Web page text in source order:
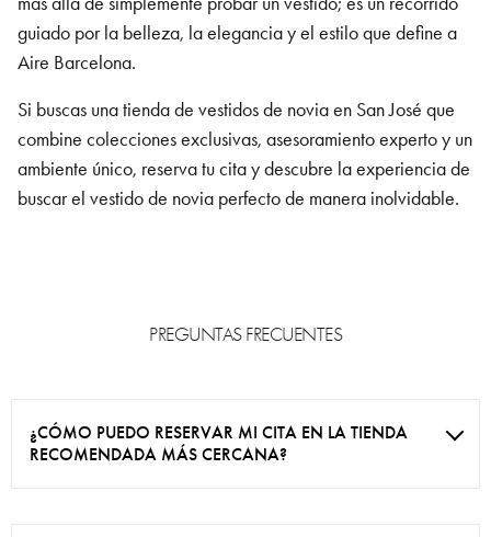
guiado por la belleza, la elegancia y el estilo que define a
Aire Barcelona.
Si buscas una tienda de vestidos de novia en San José que
combine colecciones exclusivas, asesoramiento experto y un
ambiente único, reserva tu cita y descubre la experiencia de
buscar el vestido de novia perfecto de manera inolvidable.
PREGUNTAS FRECUENTES
¿CÓMO PUEDO RESERVAR MI CITA EN LA TIENDA
RECOMENDADA MÁS CERCANA?